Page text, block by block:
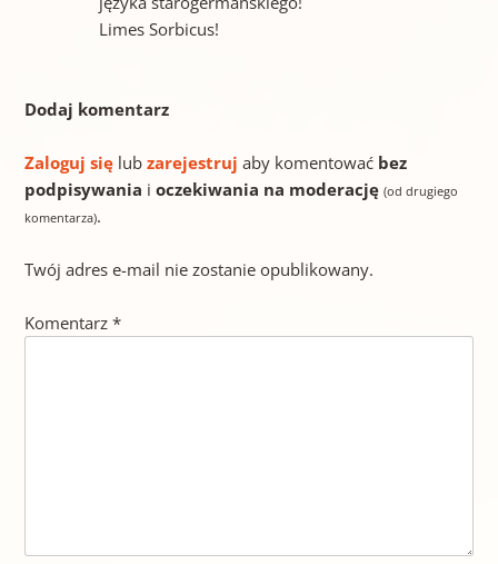
Limes Sorbicus!
Dodaj komentarz
Zaloguj sięlub zarejestruj aby komentować bez
podpisywania i oczekiwania na moderację (od drugiego
komentarza).
Twój adres e-mail nie zostanie opublikowany.
Komentarz *